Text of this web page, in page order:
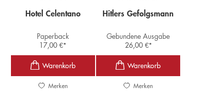
Hotel Celentano
Paperback
17,00€*
Merken
Hitlers Gefolgsmann
Gebundene Ausgabe
26,00 €*
Merken